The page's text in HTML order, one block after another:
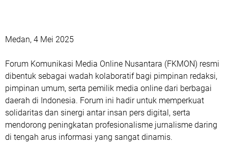
Medan, 4 Mei 2025
Forum Komunikasi Media Online Nusantara (FKMON) resmi
dibentuk sebagai wadah kolaboratif bagi pimpinan redaksi,
pimpinan umum, serta pemilik media online dari berbagai
daerah di Indonesia. Forum ini hadir untuk memperkuat
solidaritas dan sinergi antar insan pers digital, serta
mendorong peningkatan profesionalisme jurnalisme daring
di tengah arus informasi yang sangat dinamis.